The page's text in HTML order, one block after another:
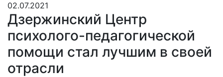
02.07.2021
Дзержинский Центр
психолого-педагогической
помощи стал лучшим в своей
отрасли